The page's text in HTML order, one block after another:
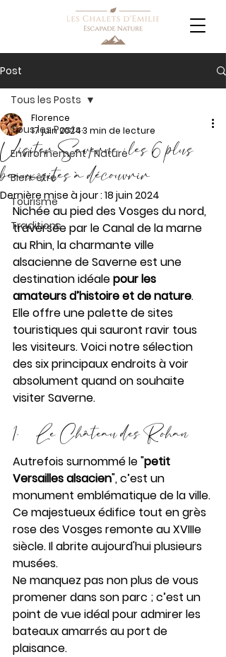
Post
Tous les Posts
Environnement / Nature
Bien-être
Tourisme
Traditions
Tous les Posts
Visiter Saverne : les 6 plus
beaux sites à découvrir
Florence
17 juin 20243 min de lecture
Dernière mise à jour : 18 juin 2024
Nichée au pied des Vosges du nord,
traversée par le Canal de la marne
au Rhin, la charmante ville
alsacienne de Saverne est une
destination idéale pour les
amateurs d’histoire et de nature.
Elle offre une palette de sites
touristiques qui sauront ravir tous
les visiteurs. Voici notre sélection
des six principaux endroits à voir
absolument quand on souhaite
visiter Saverne.
1.     Le Château des Rohan
Autrefois surnommé le "petit
Versailles alsacien", c’est un
monument emblématique de la ville.
Ce majestueux édifice tout en grès
rose des Vosges remonte au XVIIIe
siècle. Il abrite aujourd'hui plusieurs
musées.
Ne manquez pas non plus de vous
promener dans son parc ; c’est un
point de vue idéal pour admirer les
bateaux amarrés au port de
plaisance.